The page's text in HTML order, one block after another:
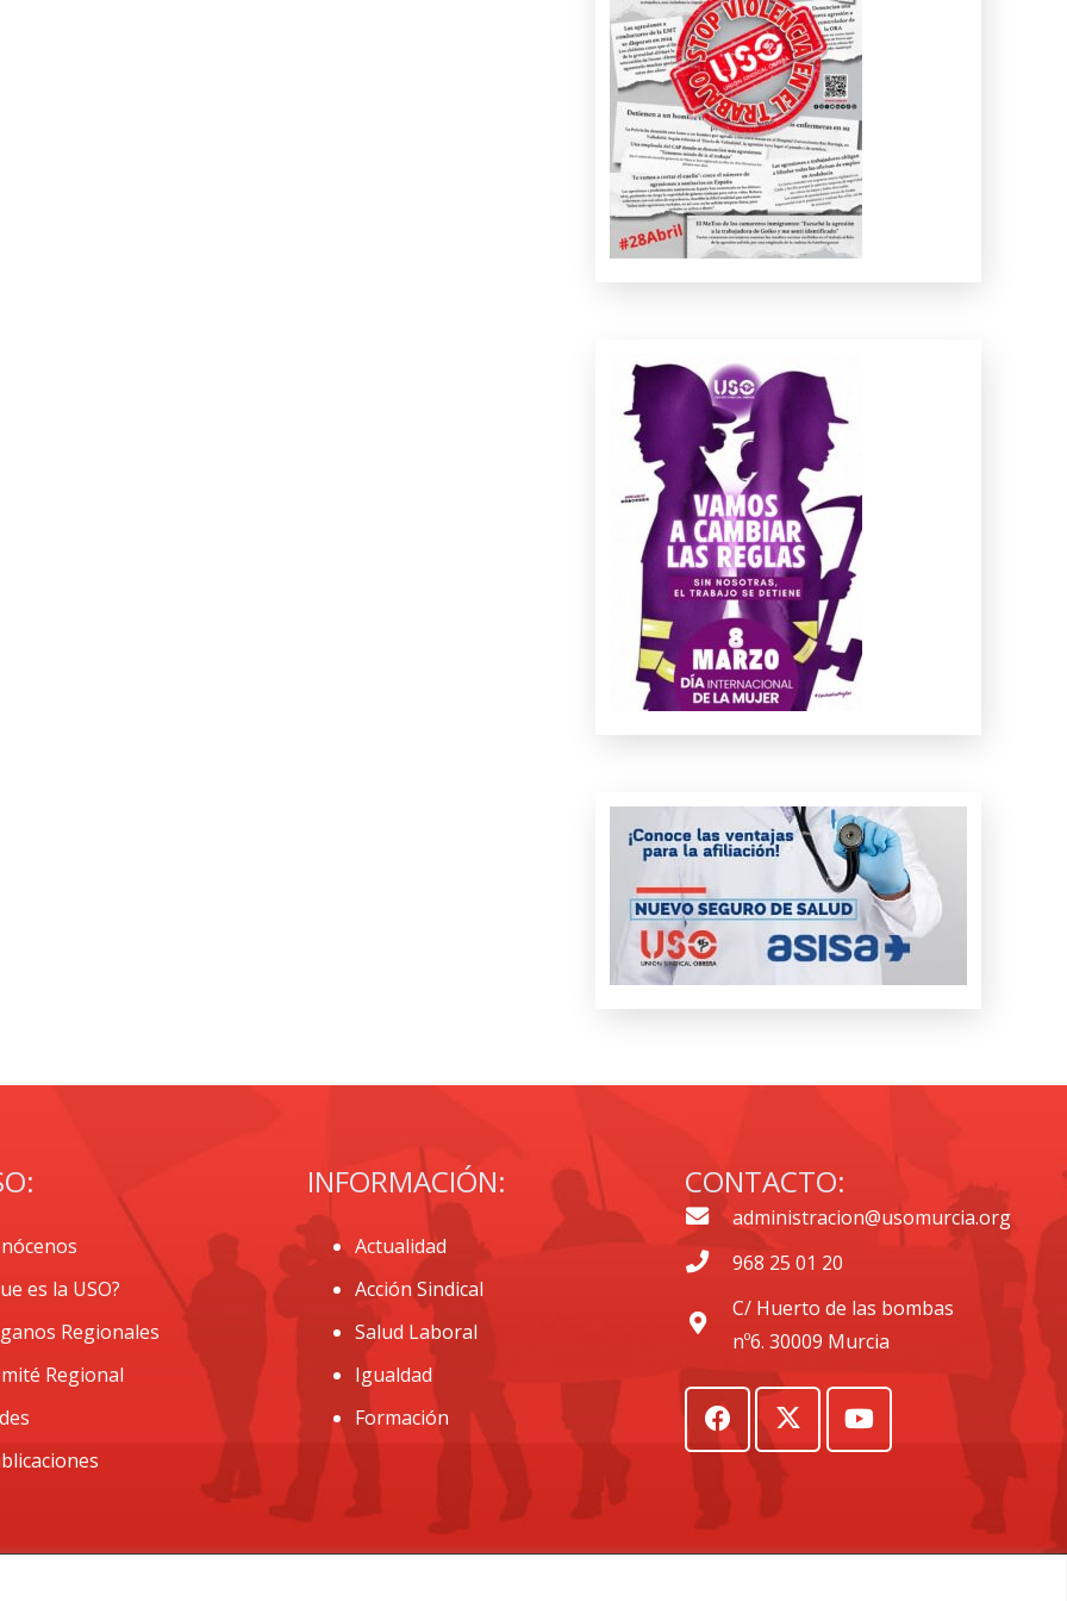
es la USO?
Regionales
Regional
INFORMACIÓN:
Actualidad
Acción Sindical
Salud Laboral
Igualdad
Formación
CONTACTO:
administracion@usomurcia.org
968 25 01 20
C/ Huerto de las bombas
nº6. 30009 Murcia